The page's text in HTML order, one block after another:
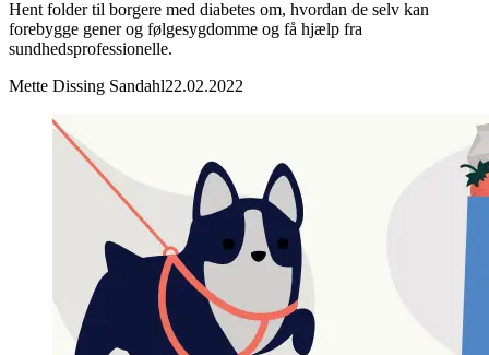
Hent folder til borgere med diabetes om, hvordan de selv kan
forebygge gener og følgesygdomme og få hjælp fra
sundhedsprofessionelle.
Mette Dissing Sandahl22.02.2022